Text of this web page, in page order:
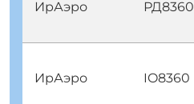
ИрАэро РД8360
ИрАэро IO8360